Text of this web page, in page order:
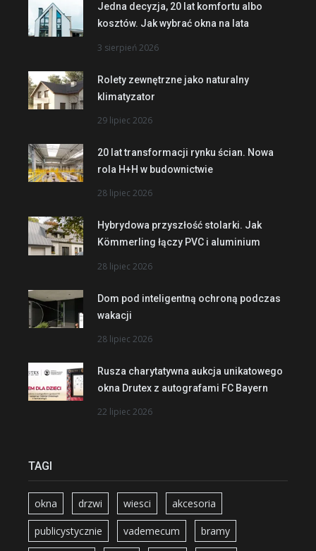
Jedna decyzja, 20 lat komfortu albo
kosztów. Jak wybrać okna na lata
3 sierpień 2026
Rolety zewnętrzne jako naturalny
klimatyzator
29 lipiec 2026
20 lat transformacji rynku ścian. Nowa
rola H+H w budownictwie
28 lipiec 2026
Hybrydowa przyszłość stolarki. Jak
Kömmerling łączy PVC i aluminium
28 lipiec 2026
Dom pod inteligentną ochroną podczas
wakacji
28 lipiec 2026
Rusza charytatywna aukcja unikatowego
okna Drutex z autografami FC Bayern
22 lipiec 2026
TAGI
okna drzwi wiesci akcesoria
publicystycznie vademecum bramy